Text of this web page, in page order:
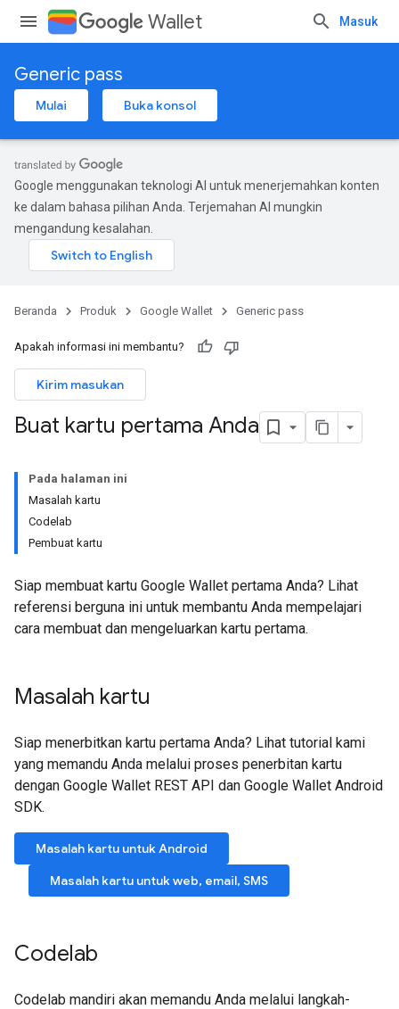
Wallet Masuk
Generic pass
Mulai Buka konsol
Google menggunakan teknologi AI untuk menerjemahkan konten
ke dalam bahasa pilihan Anda. Terjemahan AI mungkin
mengandung kesalahan.
Beranda Produk Google Wallet Generic pass
Apakah informasi ini membantu?
Kirim masukan
Buat kartu pertama Anda
Pada halaman ini
Masalah kartu
Codelab
Pembuat kartu
Siap membuat kartu Google Wallet pertama Anda? Lihat
referensi berguna ini untuk membantu Anda mempelajari
cara membuat dan mengeluarkan kartu pertama.
Masalah kartu
Siap menerbitkan kartu pertama Anda? Lihat tutorial kami
yang memandu Anda melalui proses penerbitan kartu
dengan Google Wallet REST API dan Google Wallet Android
SDK.
Masalah kartu untuk Android
Masalah kartu untuk web, email, SMS
Codelab
Codelab mandiri akan memandu Anda melalui langkah-